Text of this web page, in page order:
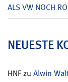
ALS VW NOCH
NEUESTE
HNFzu Alwin